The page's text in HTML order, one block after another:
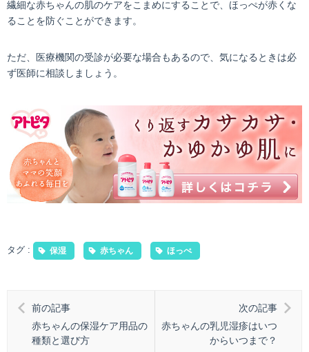
繊細な赤ちゃんの肌のケアをこまめにすることで、ほっぺが赤くな
ることを防ぐことができます。
ただ、医療機関の受診が必要な場合もあるので、気になるときは必
ず医師に相談しましょう。
タグ : 保湿 赤ちゃん ほっぺ
前の記事
赤ちゃんの保湿ケア用品の
種類と選び方
次の記事
赤ちゃんの乳児湿疹はいつ
からいつまで？